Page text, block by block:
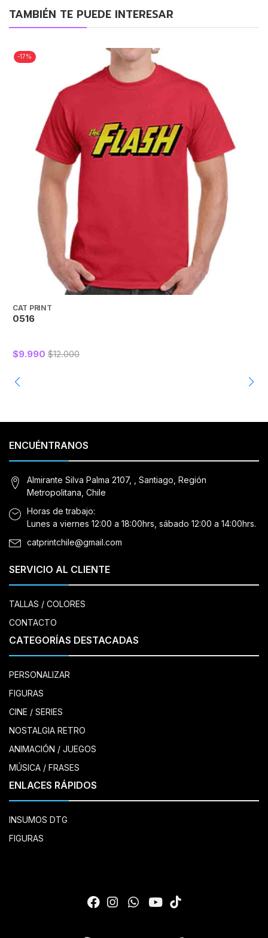
TAMBIÉN TE PUEDE INTERESAR
-17%
CAT PRINT
0516
$9.990 $12.000
ENCUÉNTRANOS
Almirante Silva Palma 2107, , Santiago, Región
Metropolitana, Chile
Horas de trabajo:
Lunes a viernes 12:00 a 18:00hrs, sábado 12:00 a 14:00hrs.
catprintchile@gmail.com
SERVICIO AL CLIENTE
TALLAS / COLORES
CONTACTO
CATEGORÍAS DESTACADAS
PERSONALIZAR
FIGURAS
CINE / SERIES
NOSTALGIA RETRO
ANIMACIÓN / JUEGOS
MÚSICA / FRASES
ENLACES RÁPIDOS
INSUMOS DTG
FIGURAS